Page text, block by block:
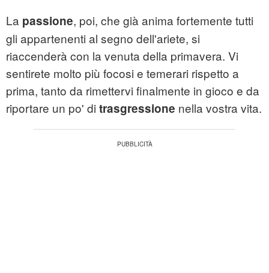
La passione, poi, che già anima fortemente tutti
gli appartenenti al segno dell'ariete, si
riaccenderà con la venuta della primavera. Vi
sentirete molto più focosi e temerari rispetto a
prima, tanto da rimettervi finalmente in gioco e da
riportare un po' di trasgressione nella vostra vita.